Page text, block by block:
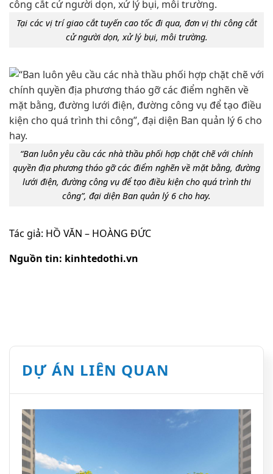
Tại các vị trí giao cắt tuyến cao tốc đi qua, đơn vị thi công cắt
cử người dọn, xử lý bụi, môi trường.
“Ban luôn yêu cầu các nhà thầu phối hợp chặt chẽ với chính
quyền địa phương tháo gỡ các điểm nghẽn về mặt bằng, đường
lưới điện, đường công vụ để tạo điều kiện cho quá trình thi
công”, đại diện Ban quản lý 6 cho hay.
Tác giả: HỒ VĂN – HOÀNG ĐỨC
Nguồn tin: kinhtedothi.vn
DỰ ÁN LIÊN QUAN